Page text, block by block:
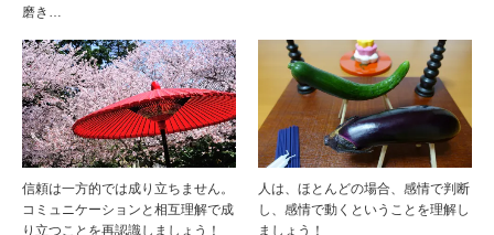
磨き…
信頼は一方的では成り立ちません。
コミュニケーションと相互理解で成
り立つことを再認識しましょう！
人は、ほとんどの場合、感情で判断
し、感情で動くということを理解し
ましょう！